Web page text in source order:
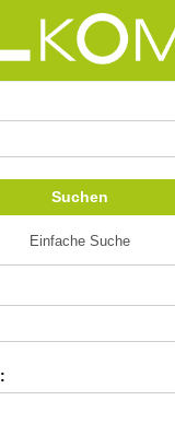
Suchen
Einfache Suche
: